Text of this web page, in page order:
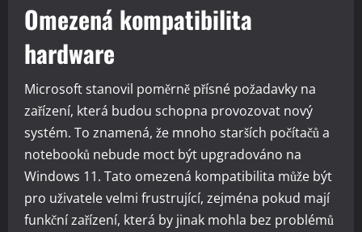
Omezená kompatibilita
hardware
Microsoft stanovil poměrně přísné požadavky na
zařízení, která budou schopna provozovat nový
systém. To znamená, že mnoho starších počítačů a
notebooků nebude moct být upgradováno na
Windows 11. Tato omezená kompatibilita může být
pro uživatele velmi frustrující, zejména pokud mají
funkční zařízení, která by jinak mohla bez problémů